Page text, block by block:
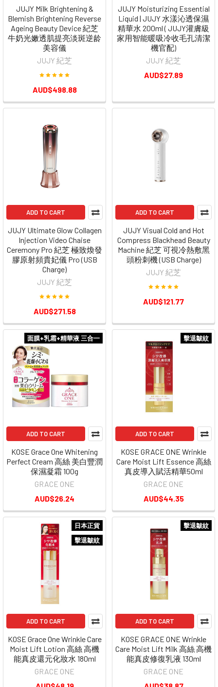
JUJY Milk Brightening &
Blemish Brightening Reverse
Ageing Beauty Device 紀芝
牛奶光嫩透肌提亮淡斑逆龄
美容儀
JUJY 紀芝
AUD$498.88
JUJY Moisturizing Essential
Liquid | JUJY 水漾沁透保濕
精華水 200ml ( JUJY灌膚級
家用智能暖吸冷收毛孔清潔
機官配)
JUJY 紀芝
AUD$27.89
ADD TO CART
JUJY Ultimate Glow Collagen
Injection Video Chaise
Ceremony Pro 紀芝 極致煥發
膠原射頻貴妃儀 Pro (USB
Charge)
JUJY 紀芝
AUD$271.58
ADD TO CART
JUJY Visual Cold and Hot
Compress Blackhead Beauty
Machine 紀芝 可視冷熱敷黑
頭粉刺機 (USB Charge)
JUJY 紀芝
AUD$121.77
面膜+乳霜+精華液 三合一
ADD TO CART
KOSE Grace One Whitening
Perfect Cream 高絲 美白豐潤
保濕凝霜 100g
GRACE ONE
AUD$26.24
擊退皺紋
ADD TO CART
KOSE GRACE ONE Wrinkle
Care Moist Lift Essence 高絲
真皮導入賦活精華50ml
GRACE ONE
AUD$44.35
日本正貨
擊退皺紋
ADD TO CART
KOSE Grace One Wrinkle Care
Moist Lift Lotion 高絲 高機
能真皮還元化妝水 180ml
GRACE ONE
擊退皺紋
ADD TO CART
KOSE GRACE ONE Wrinkle
Care Moist Lift Milk 高絲 高機
能真皮修復乳液 130ml
GRACE ONE